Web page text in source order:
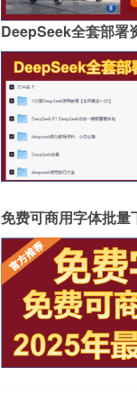
DeepSeek全套部署
免费可商用字体批量